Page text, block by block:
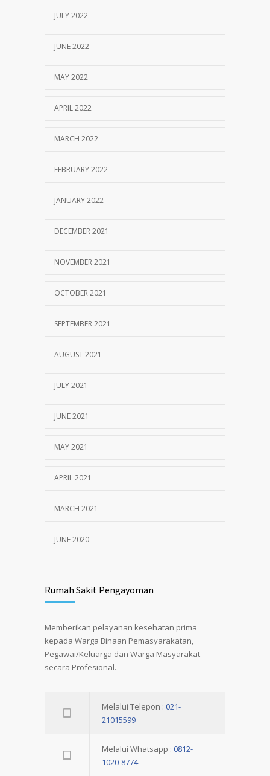
JULY 2022
JUNE 2022
MAY 2022
APRIL 2022
MARCH 2022
FEBRUARY 2022
JANUARY 2022
DECEMBER 2021
NOVEMBER 2021
OCTOBER 2021
SEPTEMBER 2021
AUGUST 2021
JULY 2021
JUNE 2021
MAY 2021
APRIL 2021
MARCH 2021
JUNE 2020
Rumah Sakit Pengayoman
Memberikan pelayanan kesehatan prima
kepada Warga Binaan Pemasyarakatan,
Pegawai/Keluarga dan Warga Masyarakat
secara Profesional.
Melalui Telepon : 021-
21015599
Melalui Whatsapp : 0812-
1020-8774